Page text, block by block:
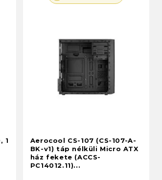
1
Aerocool CS-107 (CS-107-A-
BK-v1) táp nélküli Micro ATX
ház fekete (ACCS-
PC14012.11)...